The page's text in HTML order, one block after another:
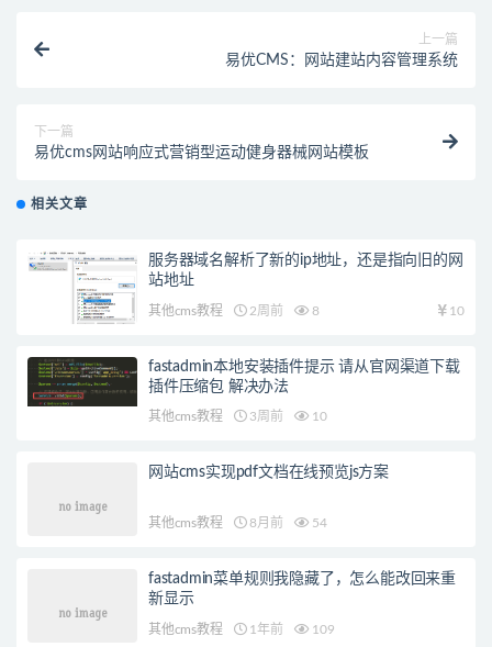
上一篇
易优CMS：网站建站内容管理系统
下一篇
易优cms网站响应式营销型运动健身器械网站模板
相关文章
服务器域名解析了新的ip地址，还是指向旧的网
站地址
其他cms教程 2周前 8 10
fastadmin本地安装插件提示 请从官网渠道下载
插件压缩包 解决办法
其他cms教程 3周前 10
网站cms实现pdf文档在线预览js方案
其他cms教程 8月前 54
fastadmin菜单规则我隐藏了，怎么能改回来重
新显示
其他cms教程 1年前 109